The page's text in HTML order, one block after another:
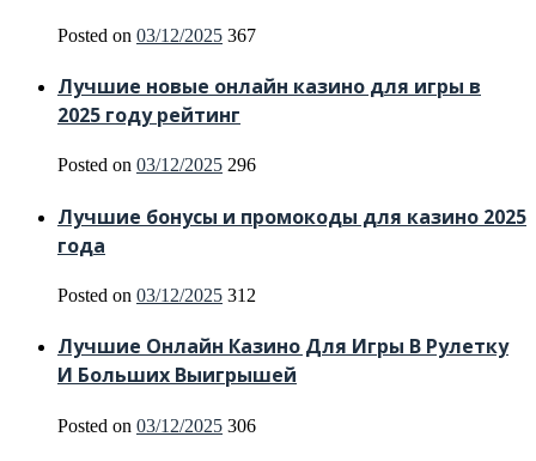
Posted on 03/12/2025 367
Лучшие новые онлайн казино для игры в
2025 году рейтинг
Posted on 03/12/2025 296
Лучшие бонусы и промокоды для казино 2025
года
Posted on 03/12/2025 312
Лучшие Онлайн Казино Для Игры В Рулетку
И Больших Выигрышей
Posted on 03/12/2025 306